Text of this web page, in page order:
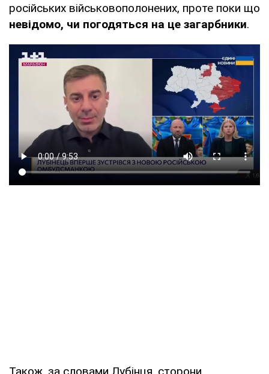
російських військовополонених, проте поки що
невідомо, чи погодяться на це загарбники.
Також, за словами Лубінця, сторони